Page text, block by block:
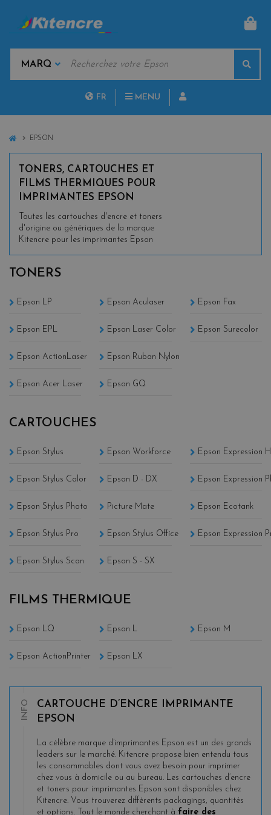
MARQUES
CLÉS
FR MENU
HOMEEPSON
TONERS, CARTOUCHES ET
FILMS THERMIQUES POUR
IMPRIMANTES EPSON
Toutes les cartouches d'encre et toners
d'origine ou génériques de la marque
Kitencre pour les imprimantes Epson
TONERS
Epson LP
Epson EPL
Epson ActionLaser
Epson Acer Laser
Epson Aculaser
Epson Laser Color
Epson Ruban Nylon
Epson GQ
Epson Fax
Epson Surecolor
CARTOUCHES
Epson Stylus
Epson Stylus Color
Epson Stylus Photo
Epson Stylus Pro
Epson Stylus Scan
Epson Workforce
Epson D - DX
Picture Mate
Epson Stylus Office
Epson S - SX
Epson Expression
Epson Expression
Epson Ecotank
Epson Expression
FILMS THERMIQUE
Epson LQ
Epson ActionPrinter
Epson L
Epson LX
Epson M
INFO
CARTOUCHE D’ENCRE IMPRIMANTE
EPSON
La célèbre marque d’imprimantes Epson est un des grands
leaders sur le marché. Kitencre propose bien entendu tous
les consommables dont vous avez besoin pour imprimer
chez vous à domicile ou au bureau. Les cartouches d’encre
et toners pour imprimantes Epson sont disponibles chez
Kitencre. Vous trouverez différents packagings, quantités
et options. Tout le monde cherchant à faire des